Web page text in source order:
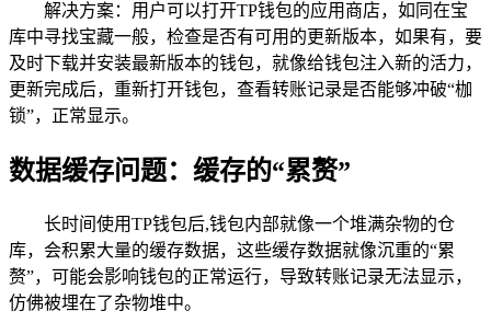
解决方案：用户可以打开TP钱包的应用商店，如同在宝
库中寻找宝藏一般，检查是否有可用的更新版本，如果有，要
及时下载并安装最新版本的钱包，就像给钱包注入新的活力，
更新完成后，重新打开钱包，查看转账记录是否能够冲破“枷
锁”，正常显示。
数据缓存问题：缓存的“累赘”
长时间使用TP钱包后,钱包内部就像一个堆满杂物的仓
库，会积累大量的缓存数据，这些缓存数据就像沉重的“累
赘”，可能会影响钱包的正常运行，导致转账记录无法显示，
仿佛被埋在了杂物堆中。